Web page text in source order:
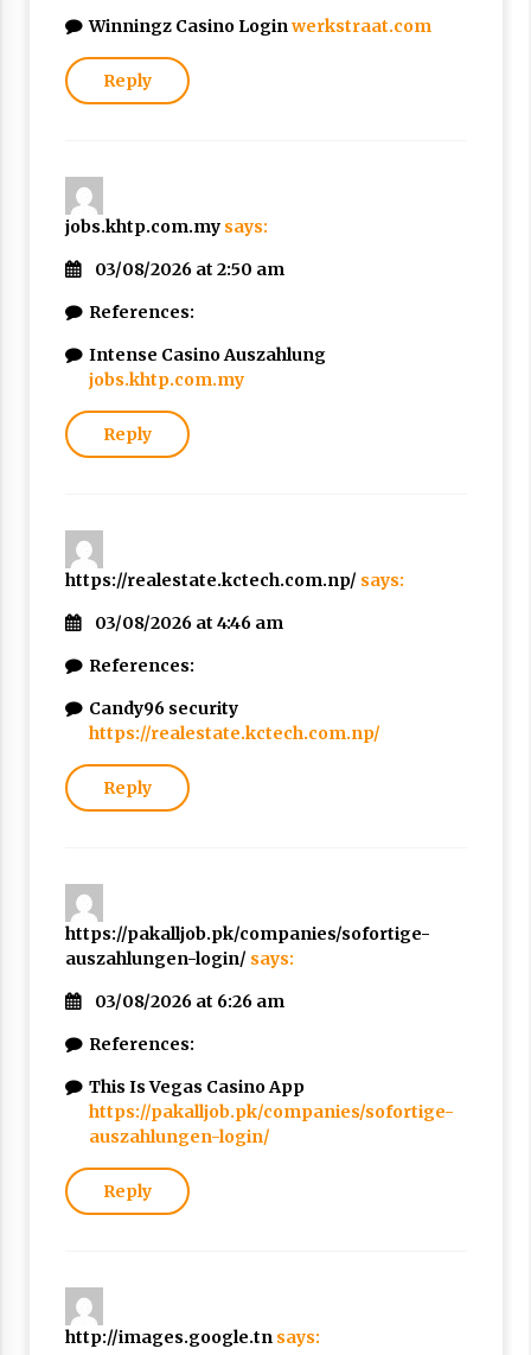
Winningz Casino Loginwerkstraat.com
Reply
jobs.khtp.com.my says:
03/08/2026 at 2:50 am
References:
Intense Casino Auszahlung
jobs.khtp.com.my
Reply
https://realestate.kctech.com.np/ says:
03/08/2026 at 4:46 am
References:
Candy96 security
https://realestate.kctech.com.np/
Reply
https://pakalljob.pk/companies/sofortige-
auszahlungen-login/ says:
03/08/2026 at 6:26 am
References:
This Is Vegas Casino App
https://pakalljob.pk/companies/sofortige-
auszahlungen-login/
Reply
http://images.google.tn says: